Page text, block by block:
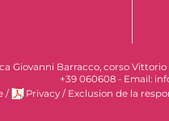
Giovanni Barracco, corso Vittorio
+39 060608 - Email:
/ Privacy / Exclusion de la